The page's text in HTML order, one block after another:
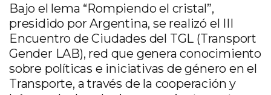
Bajo el lema “Rompiendo el cristal”,
presidido por Argentina, se realizó el III
Encuentro de Ciudades del TGL (Transport
Gender LAB), red que genera conocimiento
sobre políticas e iniciativas de género en el
Transporte, a través de la cooperación y